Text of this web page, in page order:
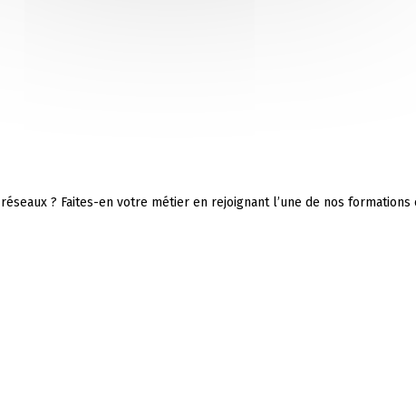
? Faites-en votre métier en rejoignant l’une de nos